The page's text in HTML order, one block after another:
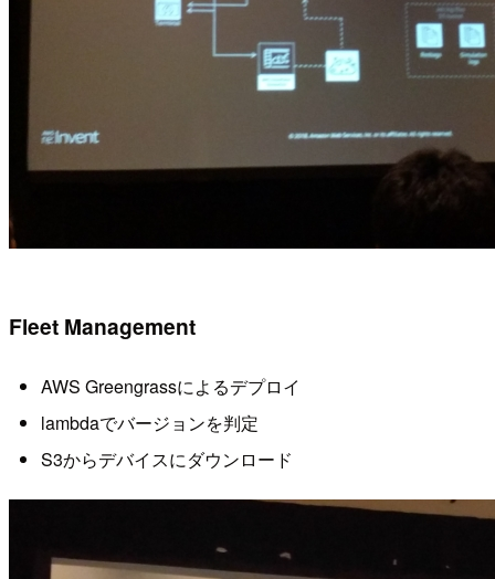
Fleet Management
AWS Greengrassによるデプロイ
lambdaでバージョンを判定
S3からデバイスにダウンロード